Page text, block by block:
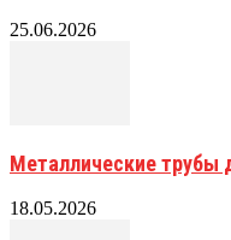
25.06.2026
Металлические трубы
18.05.2026